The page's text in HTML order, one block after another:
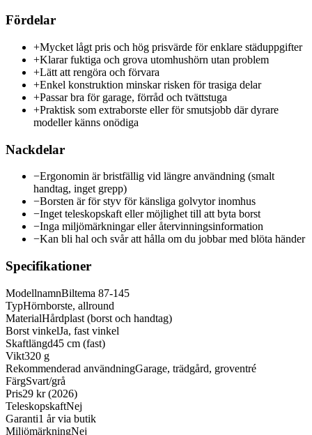
Fördelar
+Mycket lågt pris och hög prisvärde för enklare städuppgifter
+Klarar fuktiga och grova utomhushörn utan problem
+Lätt att rengöra och förvara
+Enkel konstruktion minskar risken för trasiga delar
+Passar bra för garage, förråd och tvättstuga
+Praktisk som extraborste eller för smutsjobb där dyrare
modeller känns onödiga
Nackdelar
−Ergonomin är bristfällig vid längre användning (smalt
handtag, inget grepp)
−Borsten är för styv för känsliga golvytor inomhus
−Inget teleskopskaft eller möjlighet till att byta borst
−Inga miljömärkningar eller återvinningsinformation
−Kan bli hal och svår att hålla om du jobbar med blöta händer
Specifikationer
ModellnamnBiltema 87-145
TypHörnborste, allround
MaterialHårdplast (borst och handtag)
Borst vinkelJa, fast vinkel
Skaftlängd45 cm (fast)
Vikt320 g
Rekommenderad användningGarage, trädgård, groventré
FärgSvart/grå
Pris29 kr (2026)
TeleskopskaftNej
Garanti1 år via butik
MiljömärkningNej